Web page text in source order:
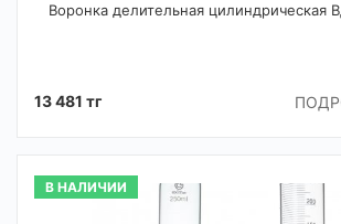
Воронка делительная цилиндрическая
13 481 тг
В НАЛИЧИИ